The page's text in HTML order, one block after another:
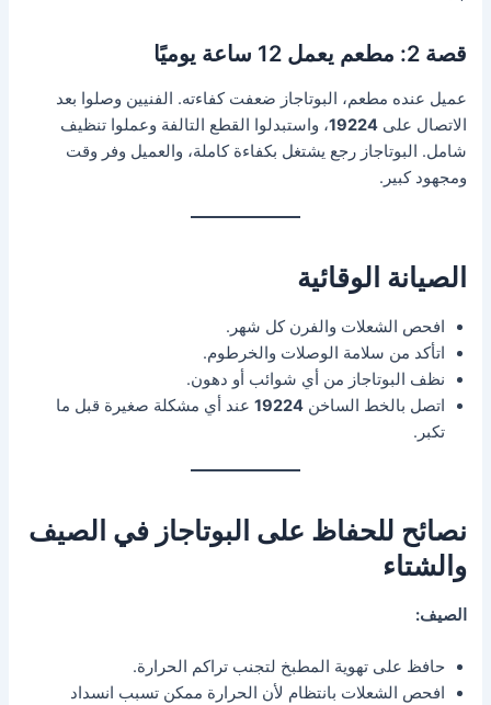
قصة 2: مطعم يعمل 12 ساعة يوميًا
عميل عنده مطعم، البوتاجاز ضعفت كفاءته. الفنيين وصلوا بعد
الاتصال على19224، واستبدلوا القطع التالفة وعملوا تنظيف
شامل. البوتاجاز رجع يشتغل بكفاءة كاملة، والعميل وفر وقت
ومجهود كبير.
الصيانة الوقائية
افحص الشعلات والفرن كل شهر.
اتأكد من سلامة الوصلات والخرطوم.
نظف البوتاجاز من أي شوائب أو دهون.
اتصل بالخط الساخن19224 عند أي مشكلة صغيرة قبل ما
تكبر.
نصائح للحفاظ على البوتاجاز في الصيف
والشتاء
الصيف:
حافظ على تهوية المطبخ لتجنب تراكم الحرارة.
افحص الشعلات بانتظام لأن الحرارة ممكن تسبب انسداد